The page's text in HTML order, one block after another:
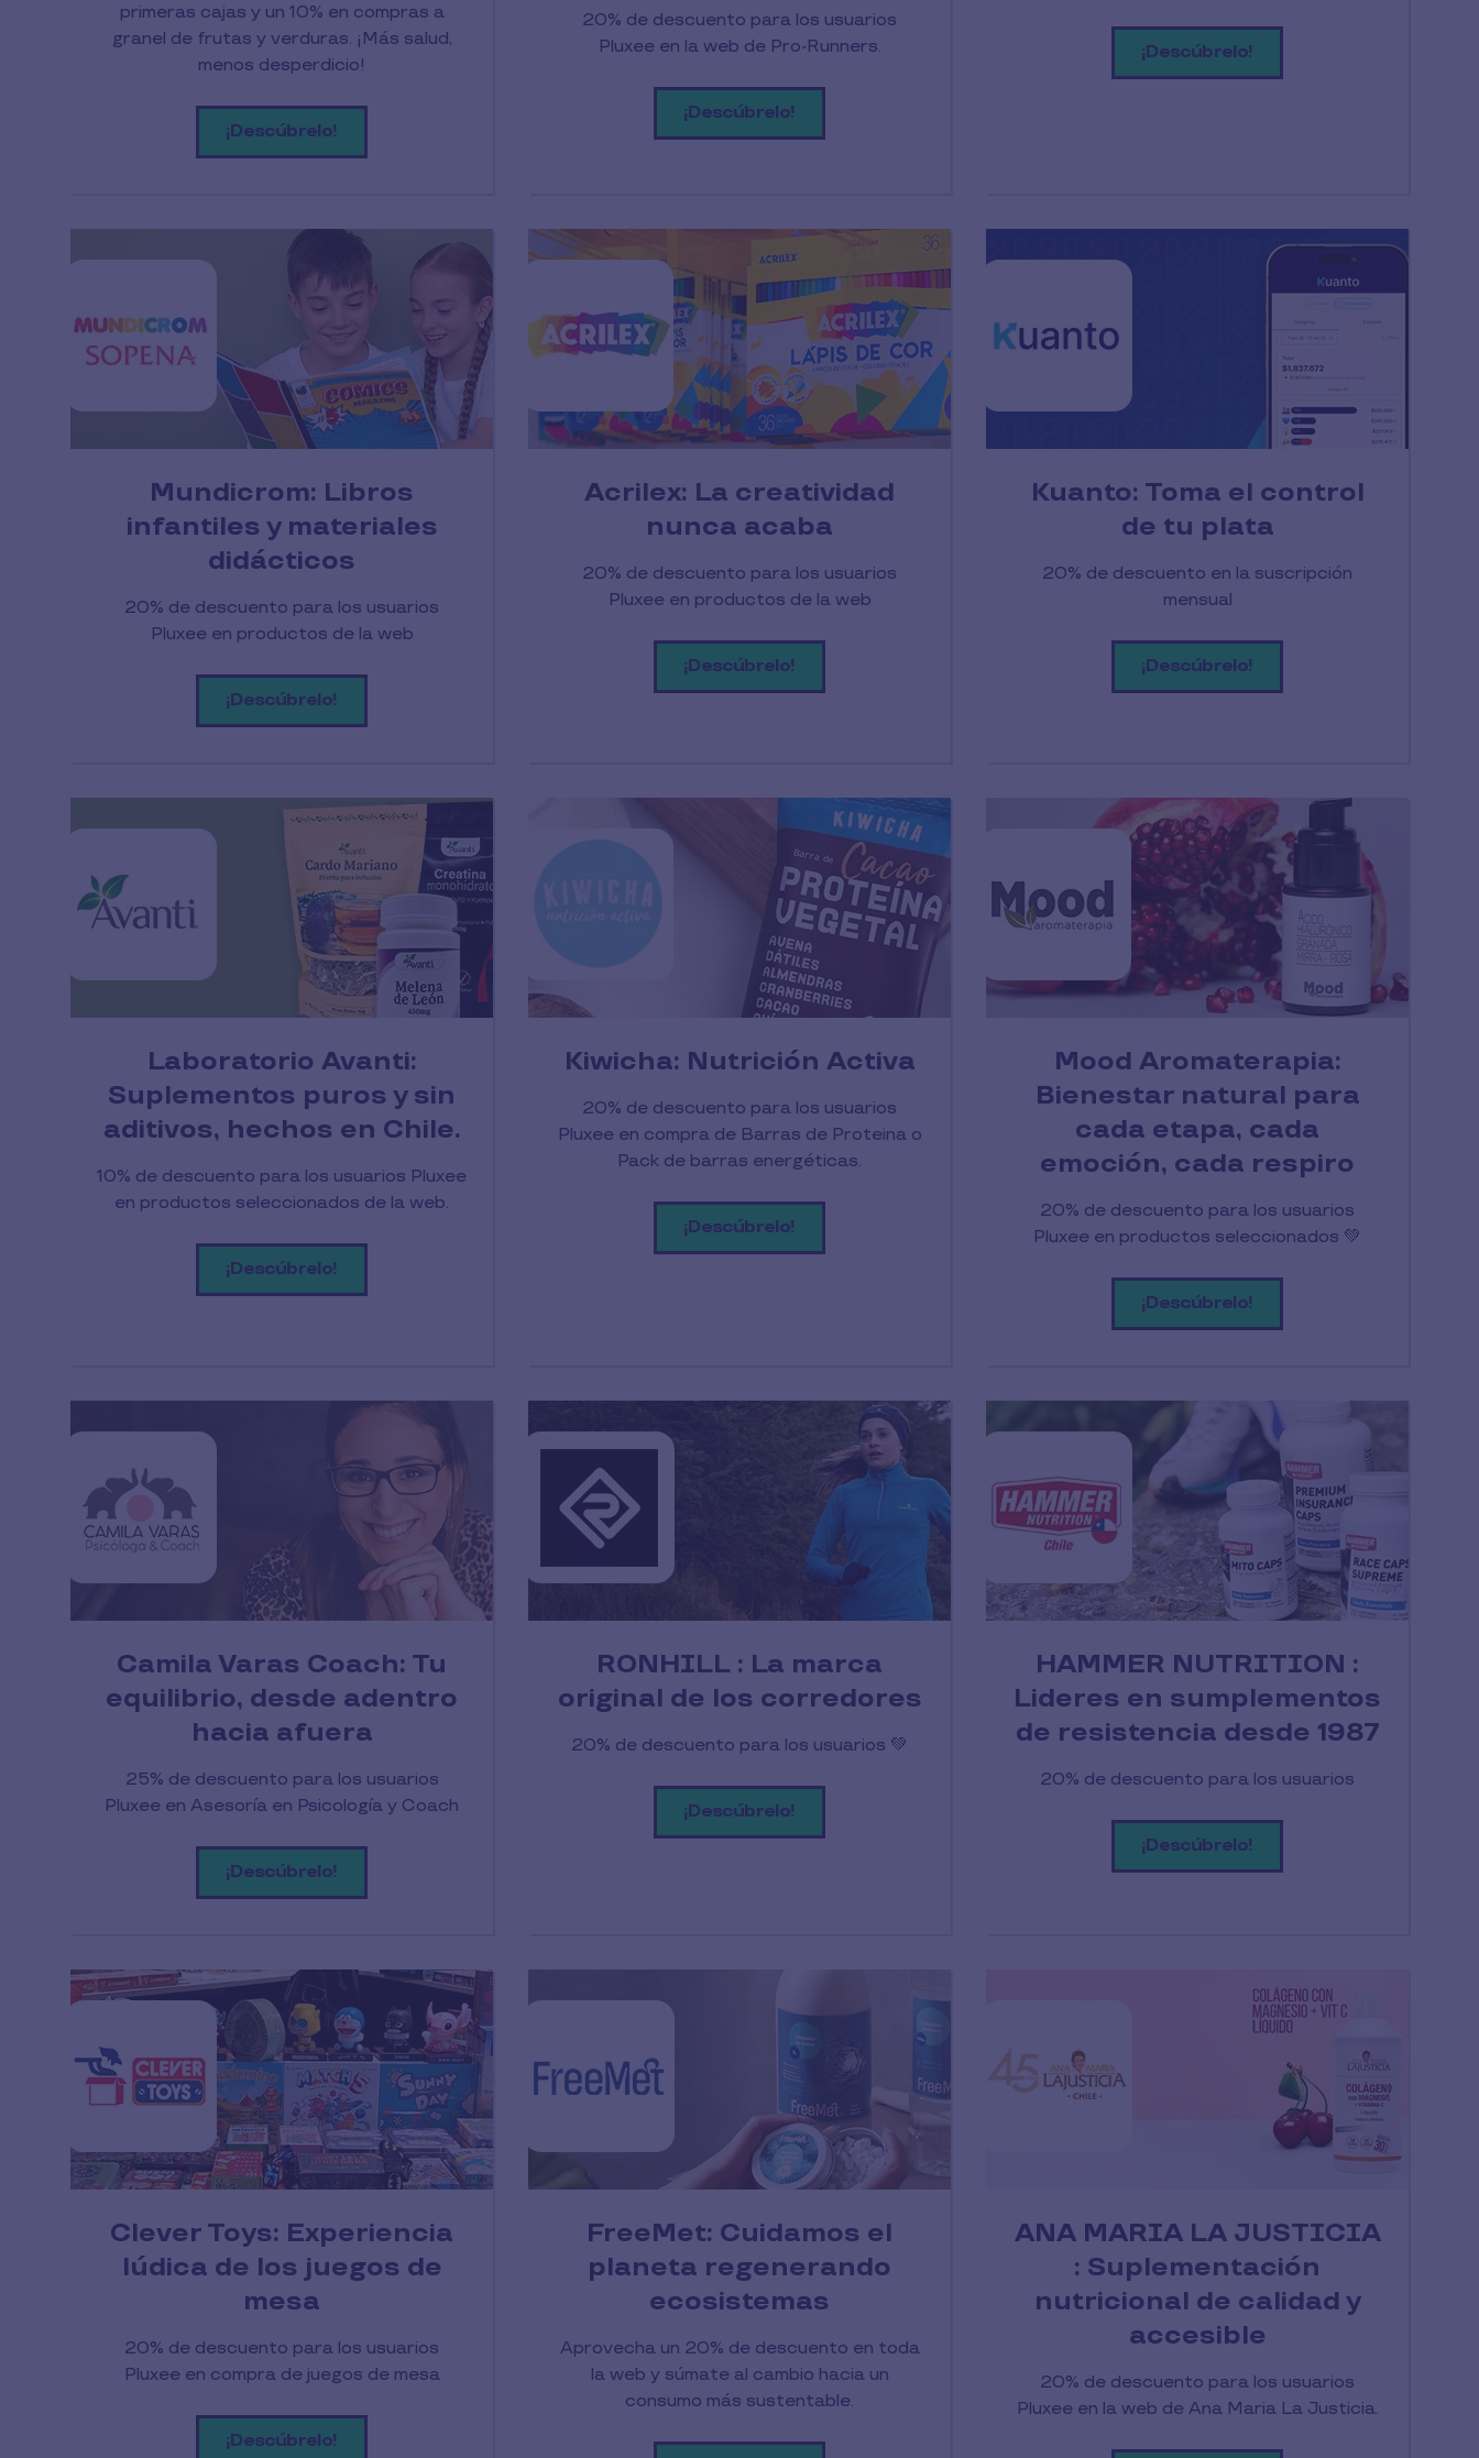
primeras cajas y un 10% en compras a
granel de frutas y verduras. ¡Más salud,
menos desperdicio!
¡Descúbrelo!
20% de descuento para los usuarios
Pluxee en la web de Pro-Runners.
¡Descúbrelo!
¡Descúbrelo!
Mundicrom: Libros
infantiles y materiales
didácticos
20% de descuento para los usuarios
Pluxee en productos de la web
¡Descúbrelo!
Acrilex: La creatividad
nunca acaba
20% de descuento para los usuarios
Pluxee en productos de la web
¡Descúbrelo!
Kuanto: Toma el control
de tu plata
20% de descuento en la suscripción
mensual
¡Descúbrelo!
Laboratorio Avanti:
Suplementos puros y sin
aditivos, hechos en Chile.
10% de descuento para los usuarios Pluxee
en productos seleccionados de la web.
¡Descúbrelo!
Kiwicha: Nutrición Activa
20% de descuento para los usuarios
Pluxee en compra de Barras de Proteina o
Pack de barras energéticas.
¡Descúbrelo!
Mood Aromaterapia:
Bienestar natural para
cada etapa, cada
emoción, cada respiro
20% de descuento para los usuarios
Pluxee en productos seleccionados 💚
¡Descúbrelo!
Camila Varas Coach: Tu
equilibrio, desde adentro
hacia afuera
25% de descuento para los usuarios
Pluxee en Asesoría en Psicología y Coach
¡Descúbrelo!
RONHILL : La marca
original de los corredores
20% de descuento para los usuarios 💚
¡Descúbrelo!
HAMMER NUTRITION :
Lideres en sumplementos
de resistencia desde 1987
20% de descuento para los usuarios
¡Descúbrelo!
Clever Toys: Experiencia
lúdica de los juegos de
mesa
20% de descuento para los usuarios
Pluxee en compra de juegos de mesa
¡Descúbrelo!
FreeMet: Cuidamos el
planeta regenerando
ecosistemas
Aprovecha un 20% de descuento en toda
la web y súmate al cambio hacia un
consumo más sustentable.
ANA MARIA LA JUSTICIA
: Suplementación
nutricional de calidad y
accesible
20% de descuento para los usuarios
Pluxee en la web de Ana Maria La Justicia.